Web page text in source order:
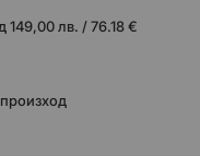
149,00 лв. / 76.18 €